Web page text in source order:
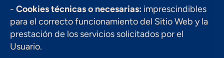
- Cookies técnicas o necesarias: imprescindibles
para el correcto funcionamiento del Sitio Web y la
prestación de los servicios solicitados por el
Usuario.